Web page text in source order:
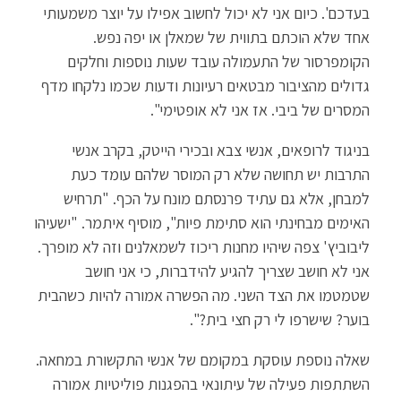
בעדכם'. כיום אני לא יכול לחשוב אפילו על יוצר משמעותי
אחד שלא הוכתם בתווית של שמאלן או יפה נפש.
הקומפרסור של התעמולה עובד שעות נוספות וחלקים
גדולים מהציבור מבטאים רעיונות ודעות שכמו נלקחו מדף
המסרים של ביבי. אז אני לא אופטימי".
בניגוד לרופאים, אנשי צבא ובכירי הייטק, בקרב אנשי
התרבות יש תחושה שלא רק המוסר שלהם עומד כעת
למבחן, אלא גם עתיד פרנסתם מונח על הכף. "תרחיש
האימים מבחינתי הוא סתימת פיות", מוסיף איתמר. "ישעיהו
ליבוביץ' צפה שיהיו מחנות ריכוז לשמאלנים וזה לא מופרך.
אני לא חושב שצריך להגיע להידברות, כי אני חושב
שטמטמו את הצד השני. מה הפשרה אמורה להיות כשהבית
בוער? שישרפו לי רק חצי בית?".
שאלה נוספת עוסקת במקומם של אנשי התקשורת במחאה.
השתתפות פעילה של עיתונאי בהפגנות פוליטיות אמורה